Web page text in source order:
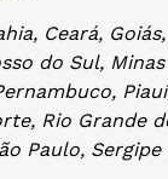
Ceará,
do Sul, Minas
Rio Grande
Paulo, Sergipe